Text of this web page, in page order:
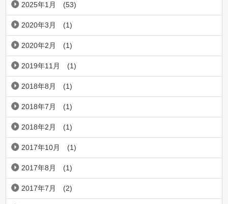
2025年1月 (53)
2020年3月 (1)
2020年2月 (1)
2019年11月 (1)
2018年8月 (1)
2018年7月 (1)
2018年2月 (1)
2017年10月 (1)
2017年8月 (1)
2017年7月 (2)